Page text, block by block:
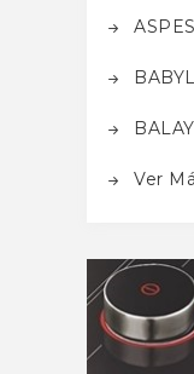
ASPES
BALAY
Ver